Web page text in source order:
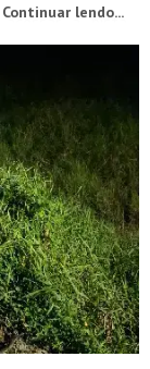
a pista
motocicleta...
Continuar lendo...